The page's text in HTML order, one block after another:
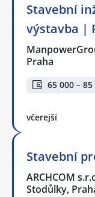
Stavební
výstavba |
Praha
65 000 – 85
včerejší
Stavební
ARCHCOM
Stodůlky,